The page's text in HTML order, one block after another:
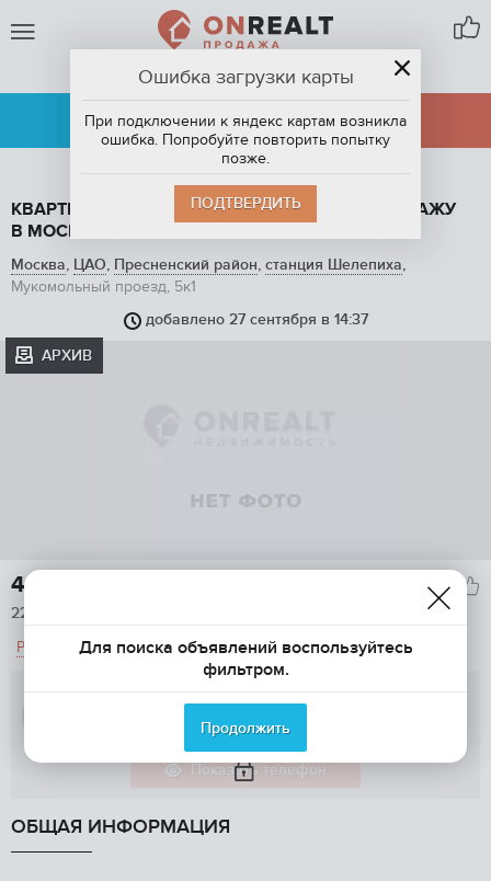
МОСКВА
АРЕНДА
ПРОДАЖА
КВАРТИРА СТУДИЯ, 21 М2, ЭТАЖ 1 / 5, НА ПРОДАЖУ
В МОСКВЕ, МУКОМОЛЬНЫЙ ПРОЕЗД, 5К1
Москва, ЦАО, Пресненский район, станция Шелепиха,
Мукомольный проезд, 5к1
добавлено 27 сентября в 14:37
АРХИВ
4 690 000
223 300
Рассчитать ипотеку
Показать телефон
ОБЩАЯ ИНФОРМАЦИЯ
Ошибка загрузки карты
При подключении к яндекс картам возникла
ошибка. Попробуйте повторить попытку
позже.
ПОДТВЕРДИТЬ
Для поиска объявлений воспользуйтесь
фильтром.
Продолжить